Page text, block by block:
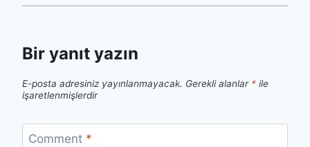
Bir yanıt yazın
E-posta adresiniz yayınlanmayacak. Gerekli alanlar * ile
işaretlenmişlerdir
Comment *